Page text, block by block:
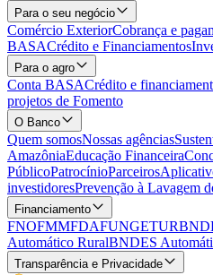
Para o seu negócio
Comércio ExteriorCobrança e
BASACrédito e Financiamentos
Para o agro
Conta BASACrédito e
projetos de Fomento
O Banco
Quem somosNossas agências
AmazôniaEducação Financeira
PúblicoPatrocínioParceiros
investidoresPrevenção à Lavagem
Financiamento
FNOFMMFDAFUNGETUR
Automático RuralBNDES
Transparência e Privacidade